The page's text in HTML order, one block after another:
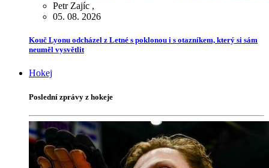
Petr Zajíc ,
05. 08. 2026
Kouč Lyonu odcházel z Letné s poklonou i s otazníkem, který si sám
neuměl vysvětlit
Hokej
Poslední zprávy z hokeje